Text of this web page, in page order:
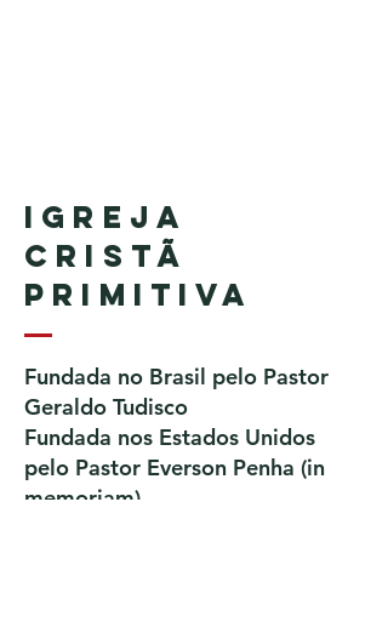
Igreja
Cristã
Primitiva
Fundada no Brasil pelo Pastor
Geraldo Tudisco
Fundada nos Estados Unidos
pelo Pastor Everson Penha​ (in
memoriam)